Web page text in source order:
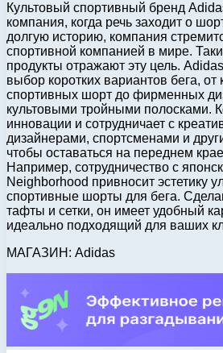
Культовый спортивный бренд
компания, когда речь заходит о
долгую историю, компания
спортивной компанией в мире.
продукты отражают эту цель.
выбор коротких вариантов бега,
спортивных шорт до фирменных
культовыми тройными полосками.
инновации и сотрудничает с
дизайнерами, спортсменами и
чтобы оставаться на переднем
Например, сотрудничество с
Neighborhood привносит эстетику
спортивные шорты для бега.
тафты и сетки, он имеет удобный
идеально подходящий для ваших
МАГАЗИН: Adidas